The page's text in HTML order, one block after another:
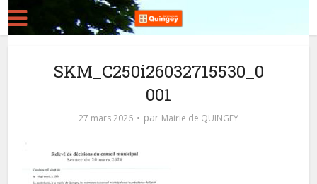
SKM_C250i26032715530_0
001
27 mars 2026 par Mairie de QUINGEY